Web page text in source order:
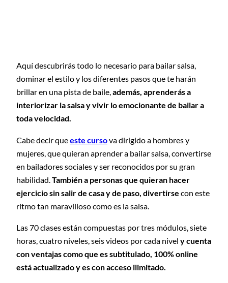
Aquí descubrirás todo lo necesario para bailar salsa,
dominar el estilo y los diferentes pasos que te harán
brillar en una pista de baile,además, aprenderás a
interiorizar la salsa y vivir lo emocionante de bailar a
toda velocidad.
Cabe decir queeste cursova dirigido a hombres y
mujeres, que quieran aprender a bailar salsa, convertirse
en bailadores sociales y ser reconocidos por su gran
habilidad. También a personas que quieran hacer
ejercicio sin salir de casa y de paso, divertirse con este
ritmo tan maravilloso como es la salsa.
Las 70 clases están compuestas por tres módulos, siete
horas, cuatro niveles, seis videos por cada nivel y cuenta
con ventajas como que es subtitulado, 100% online
está actualizado y es con acceso ilimitado.